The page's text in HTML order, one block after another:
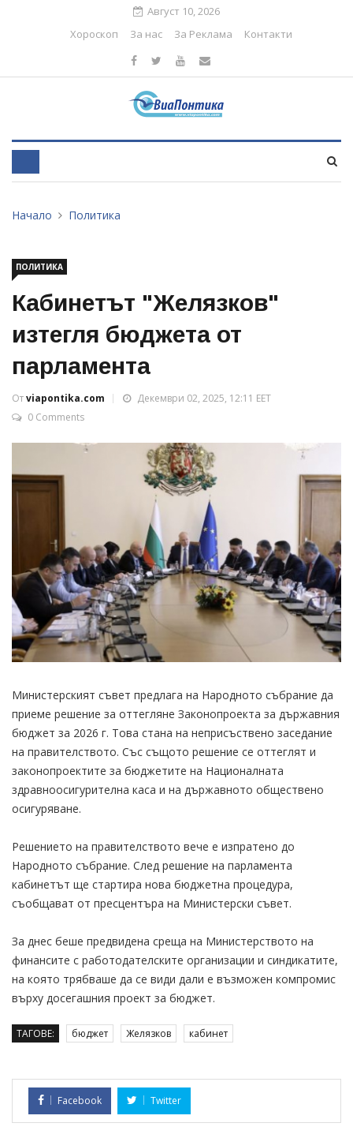
Август 10, 2026
Хороскоп
За нас За Реклама Контакти
Начало Политика
ПОЛИТИКА
Кабинетът "Желязков"
изтегля бюджета от
парламента
Отviapontika.com
Декември 02, 2025, 12:11 EET
0 Comments
Министерският съвет предлага на Народното събрание да
приеме решение за оттегляне Законопроекта за държавния
бюджет за 2026 г. Това стана на неприсъствено заседание
на правителството. Със същото решение се оттеглят и
законопроектите за бюджетите на Националната
здравноосигурителна каса и на държавното обществено
осигуряване.
Решението на правителството вече е изпратено до
Народното събрание. След решение на парламента
кабинетът ще стартира нова бюджетна процедура,
съобщават от пресцентъра на Министерски съвет.
За днес беше предвидена среща на Министерството на
финансите с работодателските организации и синдикатите,
на която трябваше да се види дали е възможен компромис
върху досегашния проект за бюджет.
ТАГОВЕ: бюджет Желязков кабинет
Facebook Twitter